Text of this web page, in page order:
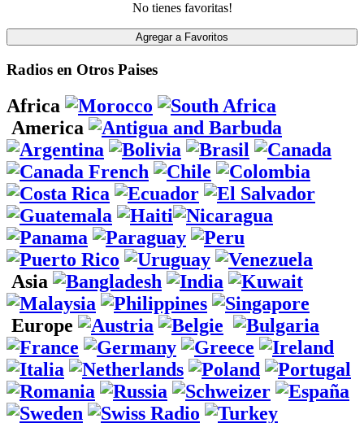
No tienes favoritas!
Radios en Otros Paises
Africa
America
Asia
Europe